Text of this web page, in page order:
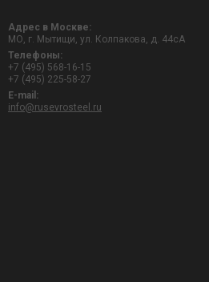
Адрес в Москве:
МО, г. Мытищи, ул. Колпакова, д. 44сА
Телефоны:
+7 (495) 568-16-15
+7 (495) 225-58-27
E-mail:
info@rusevrosteel.ru